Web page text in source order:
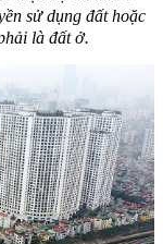
sử dụng đất hoặc
là đất ở.